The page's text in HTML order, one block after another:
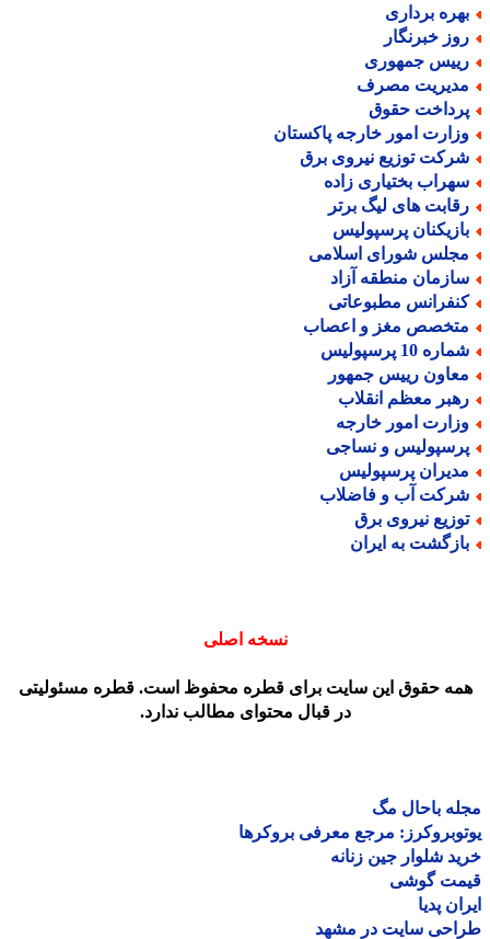
برداری
خبرنگار
جمهوری
مصرف
حقوق
امور خارجه پاکستان
توزیع نیروی برق
بختیاری زاده
های لیگ برتر
پرسپولیس
شورای اسلامی
منطقه آزاد
مطبوعاتی
مغز و اعصاب
10 پرسپولیس
رییس جمهور
معظم انقلاب
امور خارجه
و نساجی
پرسپولیس
آب و فاضلاب
نیروی برق
به ایران
نسخه اصلی
حقوق این سایت برای قطره محفوظ است. قطره مسئولیتی
در قبال محتوای مطالب ندارد.
باحال مگ
مرجع معرفی بروکرها
شلوار جین زنانه
گوشی
پدیا
سایت در مشهد